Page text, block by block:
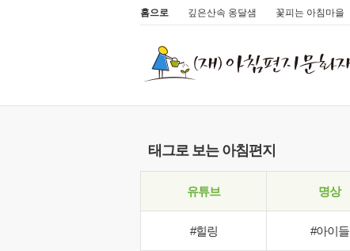
홈으로 깊은산속 옹달샘 꽃피는 아침마을
태그로 보는 아침편지
유튜브 명상
#힐링 #아이들